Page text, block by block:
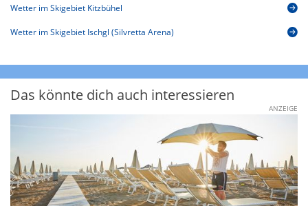
Wetter im Skigebiet Kitzbühel
Wetter im Skigebiet Ischgl (Silvretta Arena)
Das könnte dich auch interessieren
ANZEIGE